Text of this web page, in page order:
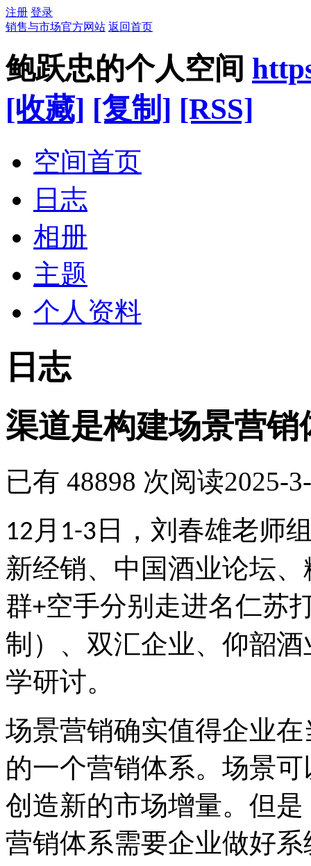
注册 登录
销售与市场官方网站 返回首页
鲍跃忠的个人空间
[收藏] [复制] [RSS]
空间首页
日志
相册
主题
个人资料
日志
渠道是构建场景营
已有 48898 次阅读2025-
12 月 1-3 日，刘春雄老师
新经销、中国酒业论坛
群+空手分别走进名仁苏
制）、双汇企业、仰韶
学研讨。
场景营销确实值得企业
的一个营销体系。场景
创造新的市场增量。但
营销体系需要企业做好